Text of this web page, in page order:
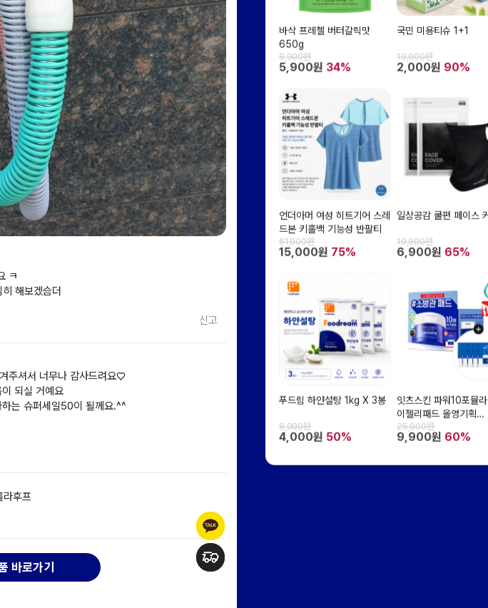
바삭 프레첼 버터갈릭맛
650g
8,900원
5,900원 34%
국민 미용티슈 1+1
19,900원
2,000원 90%
언더아머 여성 히트기어 스레
드본 키홀백 기능성 반팔티
61,000원
15,000원 75%
일상공감 쿨편 페이스
19,900원
6,900원 65%
푸드림 하얀설탕 1kg X 3봉
8,000원
4,000원 50%
잇츠스킨 파워10포뮬
이젤리패드 올영기획
70EA+젤리패드 10EA
25,000원
9,900원 60%
ㅋ
해보겠슴더
신고
주셔서 너무나 감사드려요♡
되실 거예요
는 슈퍼세일50이 될께요.^^
라후프
바로가기